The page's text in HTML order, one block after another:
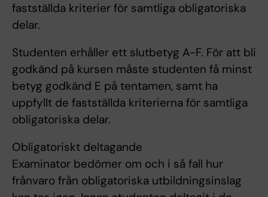
fastställda kriterier för samtliga obligatoriska
delar.
Studenten erhåller ett slutbetyg A-F. För att bli
godkänd på kursen måste studenten få minst
betyg godkänd E på tentamen, samt ha
uppfyllt de fastställda kriterierna för samtliga
obligatoriska delar.
Obligatoriskt deltagande
Examinator bedömer om och i så fall hur
frånvaro från obligatoriska utbildningsinslag